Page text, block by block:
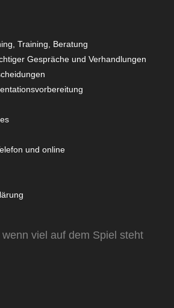
Training, Beratung
Gespräche und Verhandlungen
und online
viel auf dem Spiel steht